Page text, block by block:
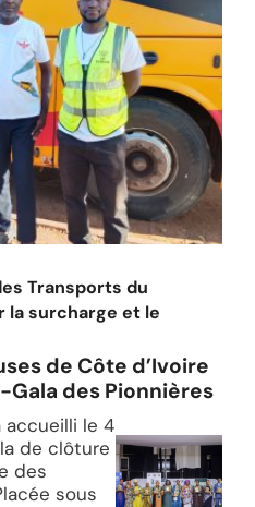
Transports du
la surcharge et le
de Côte d’Ivoire
des Pionnières
accueilli le 4
de clôture
des
sous